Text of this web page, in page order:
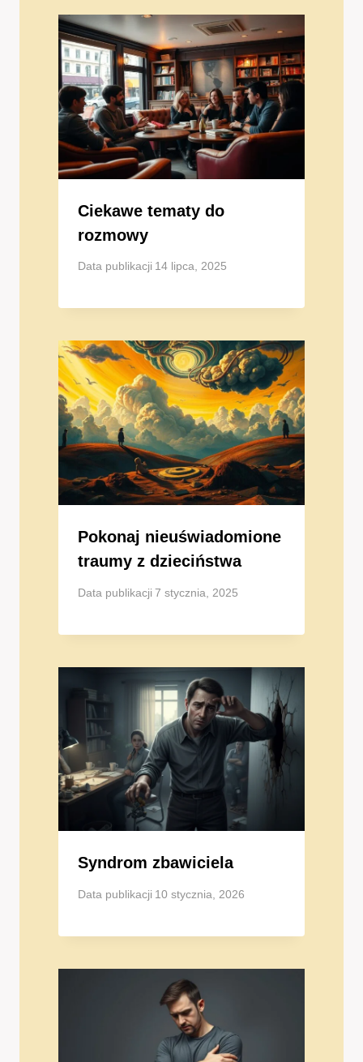
Ciekawe tematy do
rozmowy
Data publikacji 14 lipca, 2025
Pokonaj nieuświadomione
traumy z dzieciństwa
Data publikacji 7 stycznia, 2025
Syndrom zbawiciela
Data publikacji 10 stycznia, 2026